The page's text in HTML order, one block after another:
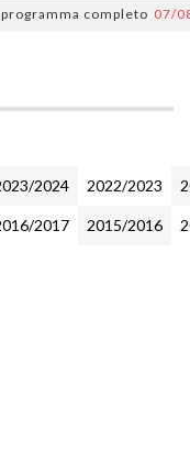
completo 07/08/
2024 2022/2023
2017 2015/2016